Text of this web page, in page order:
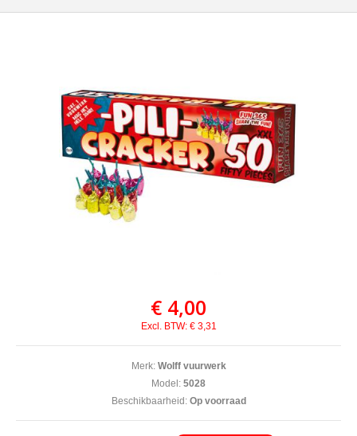
€ 4,00
Excl. BTW: € 3,31
Merk: Wolff vuurwerk
Model: 5028
Beschikbaarheid:Op voorraad